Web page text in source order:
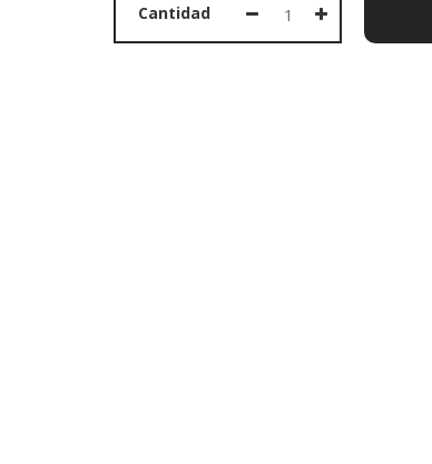
Cantidad